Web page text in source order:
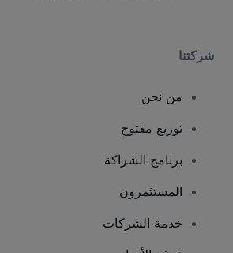
شركتنا
من نحن
توزيع مفتوح
برنامج الشراكة
المستثمرون
خدمة الشركات